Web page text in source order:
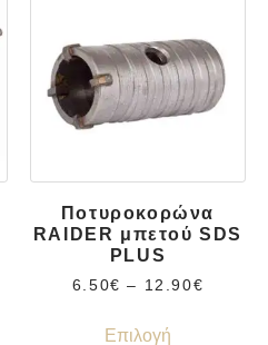
Ποτυροκορώνα
RAIDER μπετού SDS
PLUS
6.50€ – 12.90€
Επιλογή